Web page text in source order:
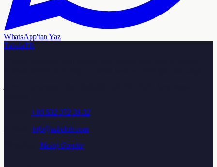
WhatsApp'tan Yaz
TabelaTR
+90 532 372 39 32
info@tabelatr.com
Mesaj Gonder